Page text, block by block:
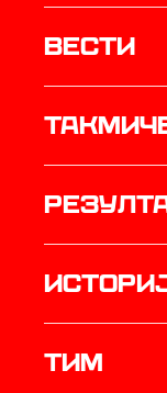
Вести
ТИМ